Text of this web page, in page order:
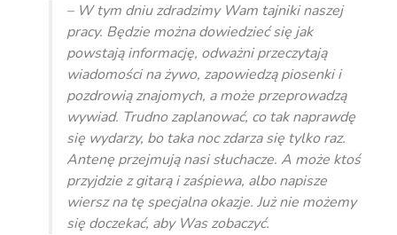
– W tym dniu zdradzimy Wam tajniki naszej
pracy. Będzie można dowiedzieć się jak
powstają informację, odważni przeczytają
wiadomości na żywo, zapowiedzą piosenki i
pozdrowią znajomych, a może przeprowadzą
wywiad. Trudno zaplanować, co tak naprawdę
się wydarzy, bo taka noc zdarza się tylko raz.
Antenę przejmują nasi słuchacze. A może ktoś
przyjdzie z gitarą i zaśpiewa, albo napisze
wiersz na tę specjalna okazje. Już nie możemy
się doczekać, aby Was zobaczyć.